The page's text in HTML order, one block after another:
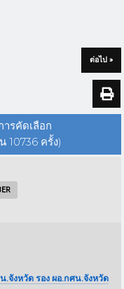
ต่อไป »
รคัดเลือก
10736 ครั้ง)
จังหวัด รอง ผอ.กศน.จังหวัด